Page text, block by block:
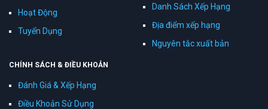
Hoạt Động
Tuyển Dụng
Danh Sách Xếp Hạng
Địa điểm xếp hạng
Nguyên tắc xuất bản
CHÍNH SÁCH & ĐIỀU KHOẢN
Đánh Giá & Xếp Hạng
Điều Khoản Sử Dụng